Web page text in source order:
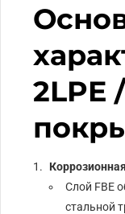
2LPE
Слой FBE
стальной